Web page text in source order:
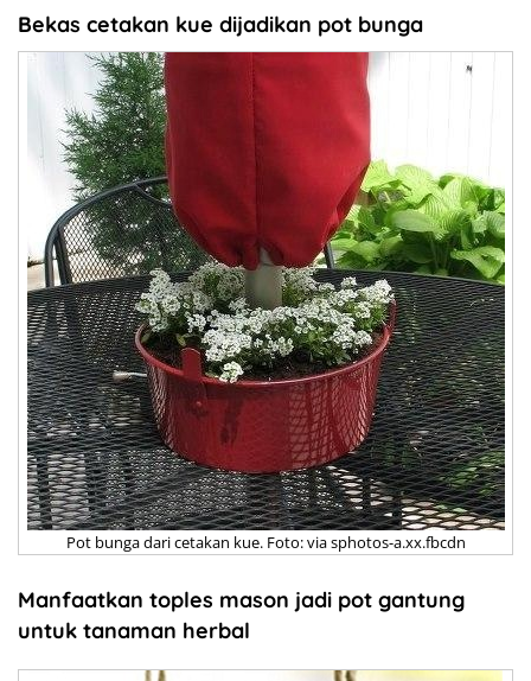
Bekas cetakan kue dijadikan pot bunga
Pot bunga dari cetakan kue. Foto: via sphotos-a.xx.fbcdn
Manfaatkan toples mason jadi pot gantung
untuk tanaman herbal